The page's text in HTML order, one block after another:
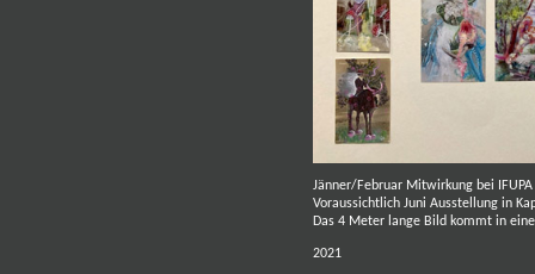
Jänner/Februar Mitwirkung bei IFUPA
Voraussichtlich Juni Ausstellung in
Das 4 Meter lange Bild kommt in
2021